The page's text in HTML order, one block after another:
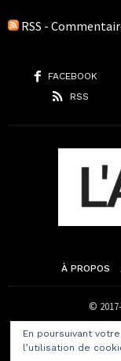
RSS -
FACEBOOK
RSS
À PROPOS
©
En poursuivant
l’utilisation de